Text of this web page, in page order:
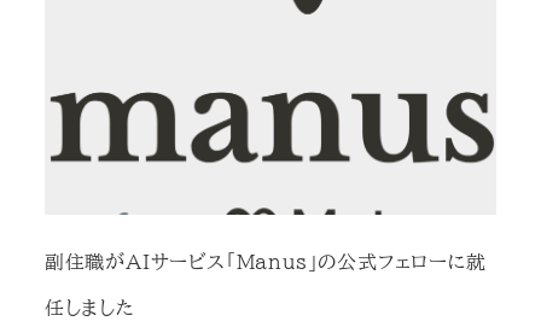
副住職がAIサービス「Manus」の公式フェローに就
任しました